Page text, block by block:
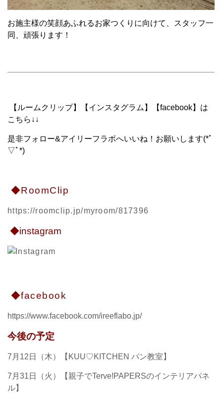
お施主様の笑顔あふれるお家つくりに向けて、スタッフ一
同、頑張ります！
【ルームクリップ】【インスタグラム】【facebook】は
こちら↓↓
是非フォロー&アイリーフラボへいいね！お願いします(*ﾟ
▽ﾟ*)
◆RoomClip
https://roomclip.jp/myroom/817396
◆instagram
◆facebook
https://www.facebook.com/ireeflabo.jp/
今後の予定
7月12日（木）【KUU♡KITCHEN パン教室】
7月31日（火）【親子でTerve!PAPERSのインテリアパネ
ル】